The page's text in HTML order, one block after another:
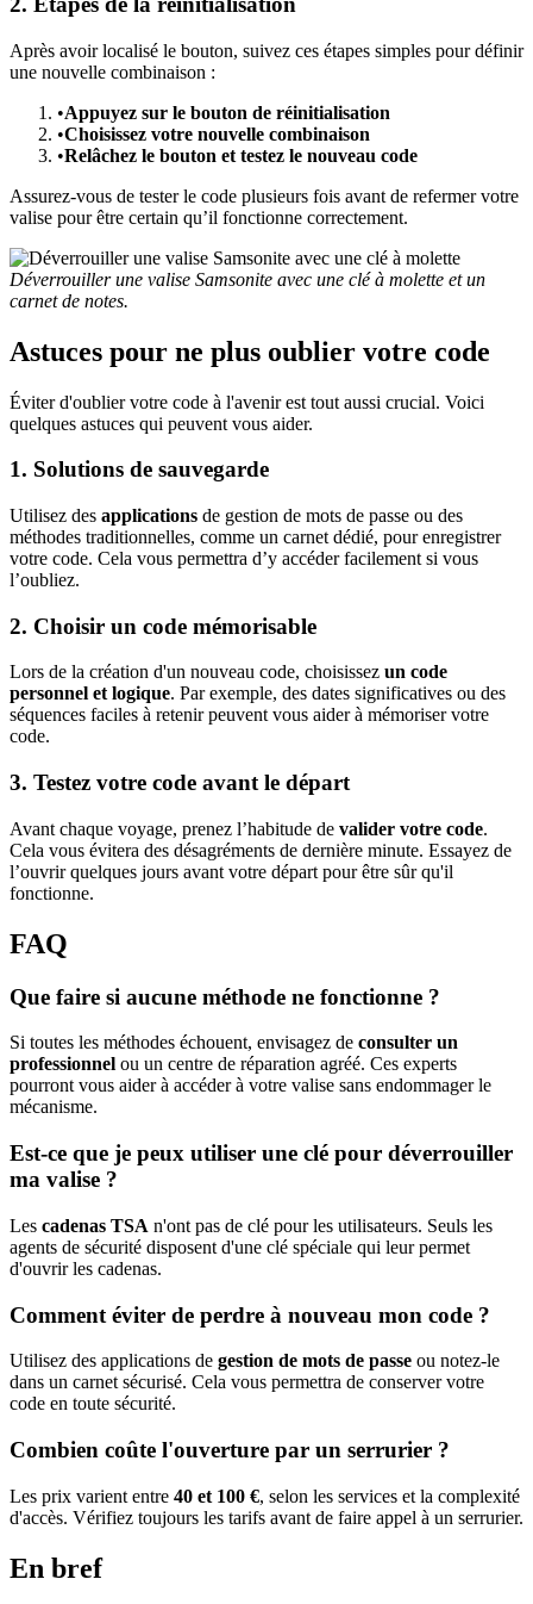
Après avoir localisé le bouton, suivez ces étapes simples pour définir
une nouvelle combinaison :
•Appuyez sur le bouton de réinitialisation
•Choisissez votre nouvelle combinaison
•Relâchez le bouton et testez le nouveau code
Assurez-vous de tester le code plusieurs fois avant de refermer votre
valise pour être certain qu’il fonctionne correctement.
Déverrouiller une valise Samsonite avec une clé à molette et un
carnet de notes.
Astuces pour ne plus oublier votre code
Éviter d'oublier votre code à l'avenir est tout aussi crucial. Voici
quelques astuces qui peuvent vous aider.
1. Solutions de sauvegarde
Utilisez des applications de gestion de mots de passe ou des
méthodes traditionnelles, comme un carnet dédié, pour enregistrer
votre code. Cela vous permettra d’y accéder facilement si vous
l’oubliez.
2. Choisir un code mémorisable
Lors de la création d'un nouveau code, choisissez un code
personnel et logique. Par exemple, des dates significatives ou des
séquences faciles à retenir peuvent vous aider à mémoriser votre
code.
3. Testez votre code avant le départ
Avant chaque voyage, prenez l’habitude de valider votre code.
Cela vous évitera des désagréments de dernière minute. Essayez de
l’ouvrir quelques jours avant votre départ pour être sûr qu'il
fonctionne.
FAQ
Que faire si aucune méthode ne fonctionne ?
Si toutes les méthodes échouent, envisagez de consulter un
professionnel ou un centre de réparation agréé. Ces experts
pourront vous aider à accéder à votre valise sans endommager le
mécanisme.
Est-ce que je peux utiliser une clé pour déverrouiller
ma valise ?
Les cadenas TSA n'ont pas de clé pour les utilisateurs. Seuls les
agents de sécurité disposent d'une clé spéciale qui leur permet
d'ouvrir les cadenas.
Comment éviter de perdre à nouveau mon code ?
Utilisez des applications de gestion de mots de passe ou notez-le
dans un carnet sécurisé. Cela vous permettra de conserver votre
code en toute sécurité.
Combien coûte l'ouverture par un serrurier ?
Les prix varient entre 40 et 100 €, selon les services et la complexité
d'accès. Vérifiez toujours les tarifs avant de faire appel à un serrurier.
En bref